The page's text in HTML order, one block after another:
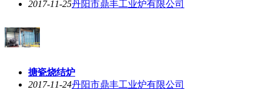
2017-11-25丹阳市鼎丰工业炉有限公司
搪瓷烧结炉
2017-11-24丹阳市鼎丰工业炉有限公司